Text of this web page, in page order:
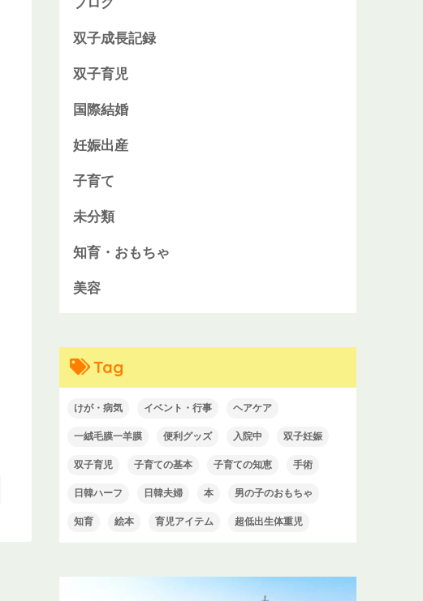
双子成長記録
双子育児
国際結婚
妊娠出産
子育て
未分類
知育・おもちゃ
美容
Tag
けが・病気 イベント・行事 ヘアケア
一絨毛膜一羊膜 便利グッズ 入院中 双子妊娠
双子育児 子育ての基本 子育ての知恵 手術
日韓ハーフ 日韓夫婦 本 男の子のおもちゃ
知育 絵本 育児アイテム 超低出生体重児